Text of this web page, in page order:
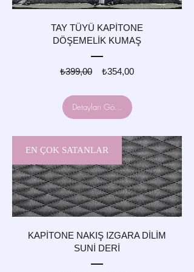
TAY TÜYÜ KAPİTONE
DÖŞEMELİK KUMAŞ
₺399,00
Normal
₺354,00İndirimli
Detayları Göster
EN ÇOK SATANLAR
KAPİTONE NAKIŞ IZGARA DİLİM
SUNİ DERİ